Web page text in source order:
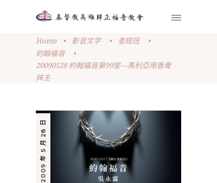
Home • 影音文字 • 查經班
•
約翰福音
•
20090528 約翰福音第99堂—馬利亞用香膏
抹主
2009 年 5 月 28 日